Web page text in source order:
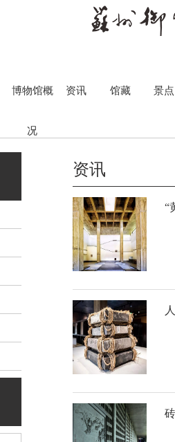
博物馆概
况
资讯 馆藏 景点
资讯
“